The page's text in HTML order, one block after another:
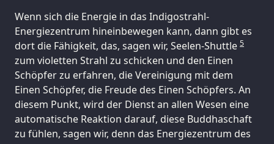
Wenn sich die Energie in das Indigostrahl-
Energiezentrum hineinbewegen kann, dann gibt es
dort die Fähigkeit, das, sagen wir, Seelen-Shuttle 5
zum violetten Strahl zu schicken und den Einen
Schöpfer zu erfahren, die Vereinigung mit dem
Einen Schöpfer, die Freude des Einen Schöpfers. An
diesem Punkt, wird der Dienst an allen Wesen eine
automatische Reaktion darauf, diese Buddhaschaft
zu fühlen, sagen wir, denn das Energiezentrum des